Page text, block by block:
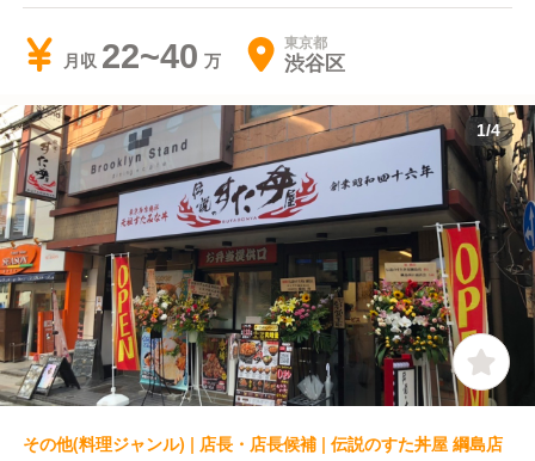
月収 22~40 東京都
渋谷区
1/4
その他(料理ジャンル) | 店長・店長候補 | 伝説のすた丼屋 綱島店